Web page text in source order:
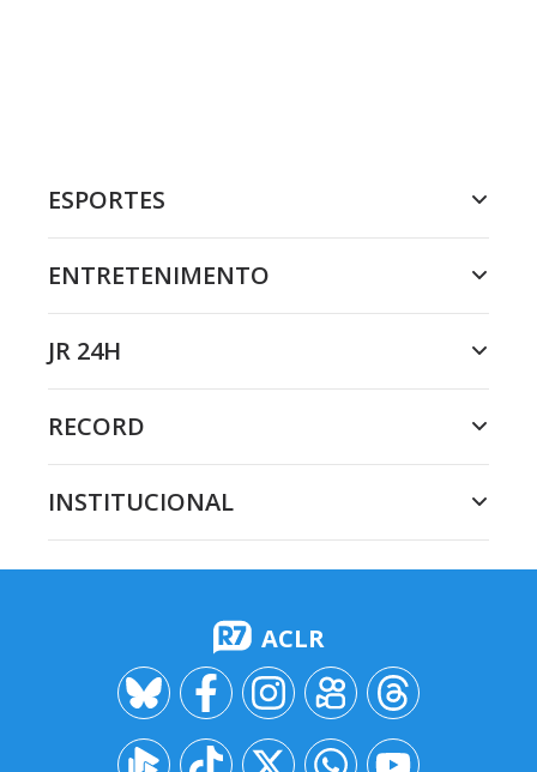
ESPORTES
ENTRETENIMENTO
JR 24H
RECORD
INSTITUCIONAL
ACLR